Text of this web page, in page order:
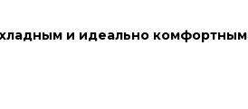
и идеально комфортным